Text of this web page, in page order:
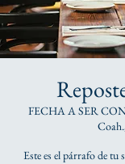
FECHA A SER
Este es el párrafo de tu